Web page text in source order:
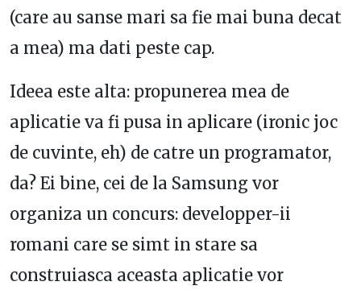
(care au sanse mari sa fie mai buna decat
a mea) ma dati peste cap.
Ideea este alta: propunerea mea de
aplicatie va fi pusa in aplicare (ironic joc
de cuvinte, eh) de catre un programator,
da? Ei bine, cei de la Samsung vor
organiza un concurs: developper-ii
romani care se simt in stare sa
construiasca aceasta aplicatie vor